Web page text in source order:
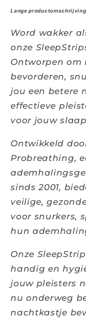
Lange
Word wakker
onze
Ontworpen om
bevorderen,
jou een betere
effectieve
voor jouw
Ontwikkeld
Probreathing,
sinds 2001,
veilige,
voor snurkers,
hun
Onze
handig en
jouw pleisters
nu onderweg
nachtkastje